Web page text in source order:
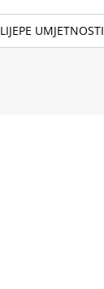
LIJEPE UMJETNOSTI